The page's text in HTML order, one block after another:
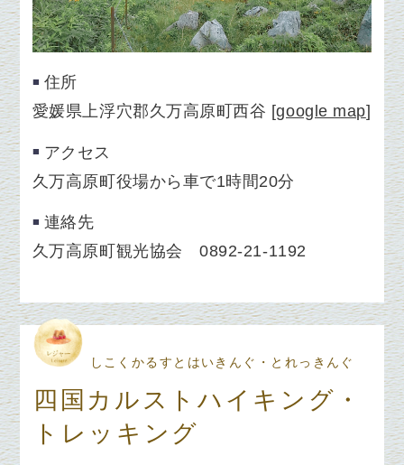
住所
愛媛県上浮穴郡久万高原町西谷 [google map]
アクセス
久万高原町役場から車で1時間20分
連絡先
久万高原町観光協会 0892-21-1192
しこくかるすとはいきんぐ・とれっきんぐ
四国カルストハイキング・
トレッキング